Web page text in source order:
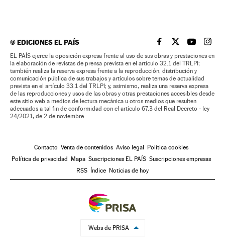
©EDICIONES EL PAÍS EL PAÍS BRASIL EN
EL PAÍSEL PAÍS
EL
EL PAÍS ejerce la oposición expresa frente al uso de sus obras y prestaciones en
la elaboración de revistas de prensa prevista en el artículo 32.1 del TRLPI;
también realiza la reserva expresa frente a la reproducción, distribución y
comunicación pública de sus trabajos y artículos sobre temas de actualidad
prevista en el artículo 33.1 del TRLPI; y, asimismo, realiza una reserva expresa
de las reproducciones y usos de las obras y otras prestaciones accesibles desde
este sitio web a medios de lectura mecánica u otros medios que resulten
adecuados a tal fin de conformidad con el artículo 67.3 del Real Decreto - ley
24/2021, de 2 de noviembre
Contacto Venta de contenidos Aviso legal
Política cookies
Política de privacidad
Mapa Suscripciones EL PAÍS Suscripciones empresas
RSS
Índice Noticias de hoy
Webs de PRISA